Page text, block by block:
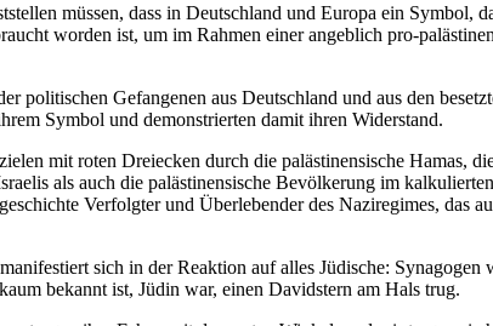
müssen, dass in Deutschland und Europa ein
worden ist, um im Rahmen einer angeblich pro-
politischen Gefangenen aus Deutschland und aus den
Symbol und demonstrierten damit ihren Widerstand.
mit roten Dreiecken durch die palästinensische Hamas,
als auch die palästinensische Bevölkerung im
Verfolgter und Überlebender des Naziregimes, das
sich in der Reaktion auf alles Jüdische:
bekannt ist, Jüdin war, einen Davidstern am Hals trug.